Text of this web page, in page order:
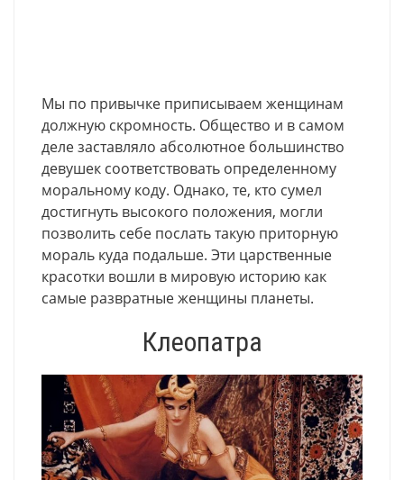
Мы по привычке приписываем женщинам
должную скромность. Общество и в самом
деле заставляло абсолютное большинство
девушек соответствовать определенному
моральному коду. Однако, те, кто сумел
достигнуть высокого положения, могли
позволить себе послать такую приторную
мораль куда подальше. Эти царственные
красотки вошли в мировую историю как
самые развратные женщины планеты.
Клеопатра